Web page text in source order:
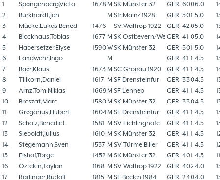
1
Spangenberg,Victo 1678 M SK Münster 32 GER 6006.0
2
Burkhardt,Jan M Sfr.Mainz 1928 GER 501 5.0
3
Mücke,Lukas Bened 1476 SV Waltrop 1922 GER 42 05.0
4
Blockhaus,Tobias 1677 M SK Ostbevern/We GER 41 05.0
5
Habersetzer,Elyse 1590WSK Münster 32 GER 501 5.0
6
Landwehr,Ingo M GER 41 1 4.5
7
Baer,Klaus 1673 M SC Gronau 1920 GER 41 1 4.5
8
Tillkorn,Daniel 1617 M SF Drensteinfur GER 3304.5
9
Arnz,Tom Niklas 1669 M SF Lennep GER 41 1 4.5
10
Broszat,Marc 1580 M SK Münster 32 GER 3304.5
11
Gregorius,Hubert 1604M SF Drensteinfur GER 41 1 4.5
12
Scholz,Benedict 1581 M SV Eichlinghofe GER 41 1 4.5
13
Sieboldt,Julius 1610 M SK Münster 32 GER 41 1 4.5
14
Stegemann,Sven 1537 M SV Türme Biller GER 41 1 4.5
15
Elshof,Torge 1452 M SK Münster 32 GER 401 4.5
16
Öztekin,Taylan 1168 M SV Waltrop 1922 GER 402 4.0
17
Radinger,Rudolf 1815 M SF Beelen 1984 GER 2404.0